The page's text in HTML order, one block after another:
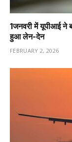
1️जनवरी में यूपीआई ने
हुआ लेन-देन
FEBRUARY 2, 2026